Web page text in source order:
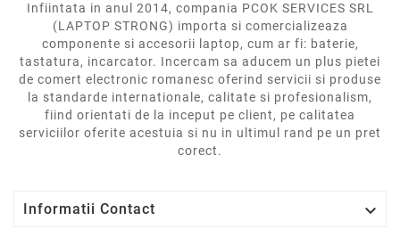
Infiintata in anul 2014, compania PCOK SERVICES SRL
(LAPTOP STRONG) importa si comercializeaza
componente si accesorii laptop, cum ar fi: baterie,
tastatura, incarcator. Incercam sa aducem un plus pietei
de comert electronic romanesc oferind servicii si produse
la standarde internationale, calitate si profesionalism,
fiind orientati de la inceput pe client, pe calitatea
serviciilor oferite acestuia si nu in ultimul rand pe un pret
corect.
Informatii Contact 